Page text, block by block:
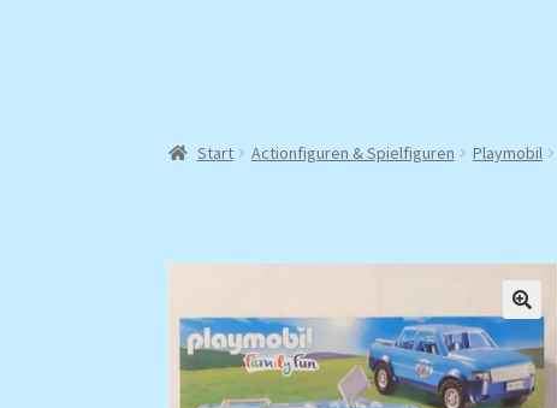
Start Actionfiguren & Spielfiguren Playmobil